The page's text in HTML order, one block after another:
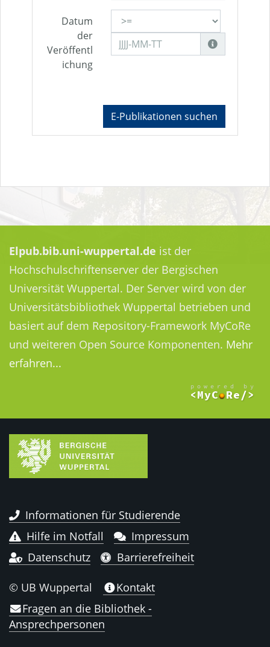
Datum
der
Veröffentl
ichung
E-Publikationen suchen
Elpub.bib.uni-wuppertal.de ist der
Hochschulschriftenserver der Bergischen
Universität Wuppertal. Der Server wird von der
Universitätsbibliothek Wuppertal betrieben und
basiert auf dem Repository-Framework MyCoRe
und weiteren Open Source Komponenten. Mehr
erfahren...
Informationen für Studierende
Hilfe im Notfall
Impressum
Datenschutz
Barrierefreiheit
© UB Wuppertal
Kontakt
Fragen an die Bibliothek -
Ansprechpersonen